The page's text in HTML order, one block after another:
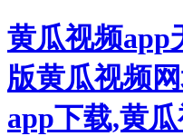
黄瓜视频app
版黄瓜视频
app下载,黄